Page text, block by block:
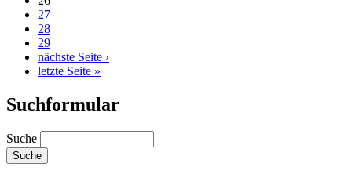
27
28
29
nächste Seite ›
letzte Seite »
Suchformular
Suche